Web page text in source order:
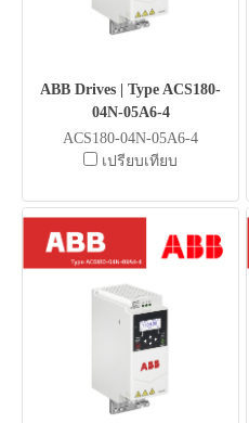
ABB Drives | Type ACS180-
04N-05A6-4
ACS180-04N-05A6-4
เปรียบเทียบ